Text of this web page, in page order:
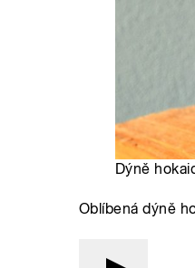
Dýně
Oblíbená dýně